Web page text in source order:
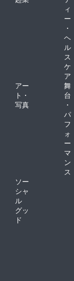
ィ
ー
・
ヘ
ル
ス
ケ
ア
アー
ト・
写真
舞
台
・
パ
フ
ォ
ー
マ
ン
ス
ソー
シャ
ル
グッ
ド